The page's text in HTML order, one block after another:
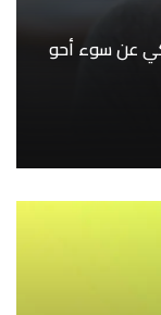
عن سوء أحو